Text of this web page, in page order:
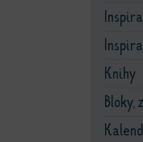
Knihy
Bloky,